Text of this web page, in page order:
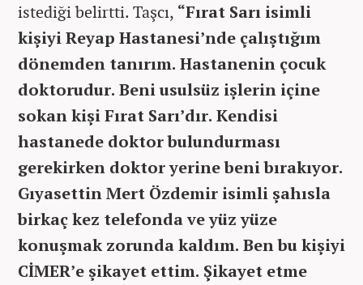
istediği belirtti. Taşcı, “Fırat Sarı isimli
kişiyi Reyap Hastanesi’nde çalıştığım
dönemden tanırım. Hastanenin çocuk
doktorudur. Beni usulsüz işlerin içine
sokan kişi Fırat Sarı’dır. Kendisi
hastanede doktor bulundurması
gerekirken doktor yerine beni bırakıyor.
Gıyasettin Mert Özdemir isimli şahısla
birkaç kez telefonda ve yüz yüze
konuşmak zorunda kaldım. Ben bu kişiyi
CİMER’e şikayet ettim. Şikayet etme